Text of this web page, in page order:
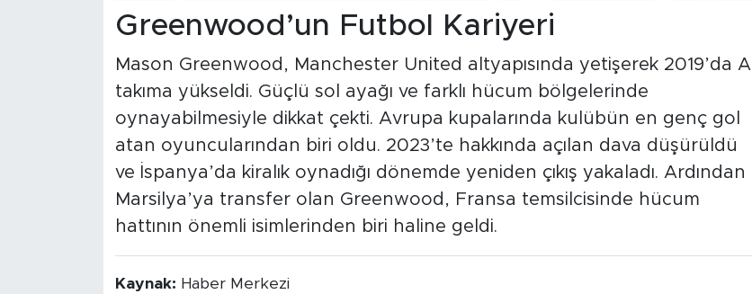
Greenwood’un Futbol Kariyeri
Mason Greenwood, Manchester United altyapısında yetişerek 2019’da A
takıma yükseldi. Güçlü sol ayağı ve farklı hücum bölgelerinde
oynayabilmesiyle dikkat çekti. Avrupa kupalarında kulübün en genç gol
atan oyuncularından biri oldu. 2023’te hakkında açılan dava düşürüldü
ve İspanya’da kiralık oynadığı dönemde yeniden çıkış yakaladı. Ardından
Marsilya’ya transfer olan Greenwood, Fransa temsilcisinde hücum
hattının önemli isimlerinden biri haline geldi.
Kaynak: Haber Merkezi